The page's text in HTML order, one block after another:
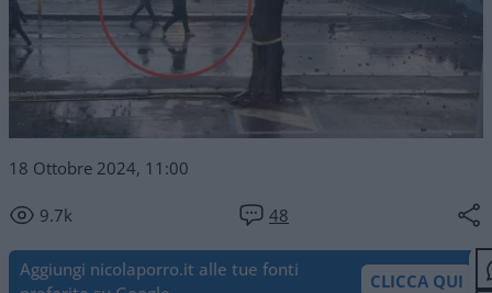
18 Ottobre 2024, 11:00
9.7k 48
Aggiungi nicolaporro.it alle tue fonti
CLICCA QUI